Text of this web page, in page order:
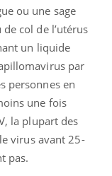
ou une sage
col de l’utérus
un liquide
par
personnes en
une fois
la plupart des
virus avant 25-
pas.